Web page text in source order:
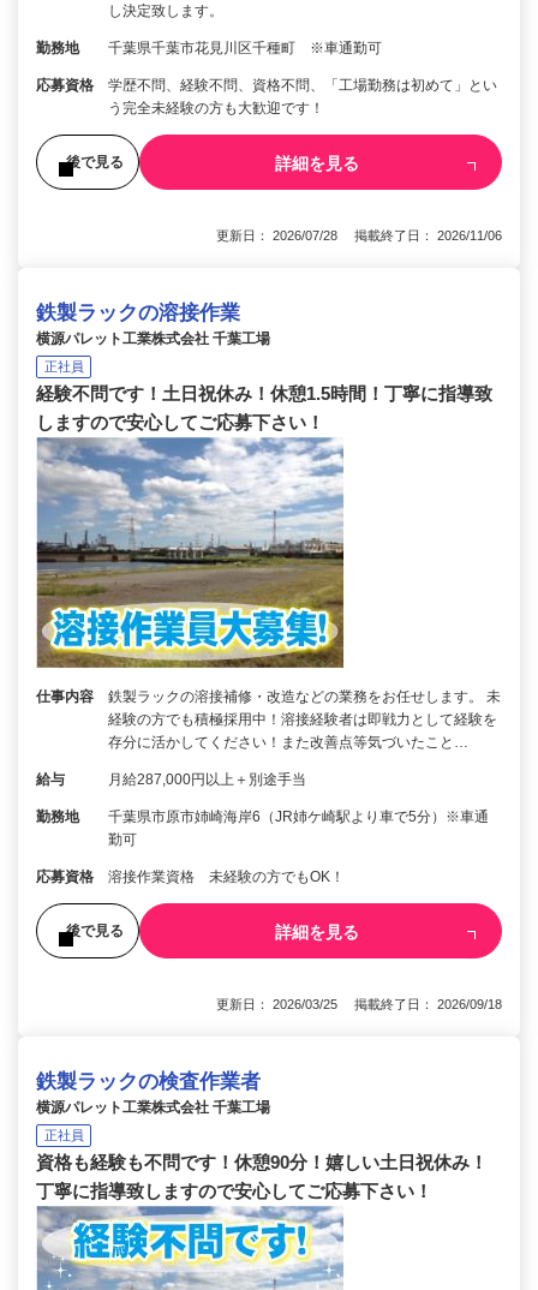
し決定致します。
勤務地 千葉県千葉市花見川区千種町 ※車通勤可
応募資格
学歴不問、経験不問、資格不問、「工場勤務は初めて」とい
う完全未経験の方も大歓迎です！
後で見る 詳細を見る
更新日： 2026/07/28 掲載終了日： 2026/11/06
鉄製ラックの溶接作業
横源パレット工業株式会社 千葉工場
正社員
経験不問です！土日祝休み！休憩1.5時間！丁寧に指導致
しますので安心してご応募下さい！
仕事内容
鉄製ラックの溶接補修・改造などの業務をお任せします。 未
経験の方でも積極採用中！溶接経験者は即戦力として経験を
存分に活かしてください！また改善点等気づいたこと…
給与 月給287,000円以上＋別途手当
勤務地
千葉県市原市姉崎海岸6（JR姉ケ崎駅より車で5分）※車通
勤可
応募資格 溶接作業資格 未経験の方でもOK！
後で見る 詳細を見る
更新日： 2026/03/25 掲載終了日： 2026/09/18
鉄製ラックの検査作業者
横源パレット工業株式会社 千葉工場
正社員
資格も経験も不問です！休憩90分！嬉しい土日祝休み！
丁寧に指導致しますので安心してご応募下さい！